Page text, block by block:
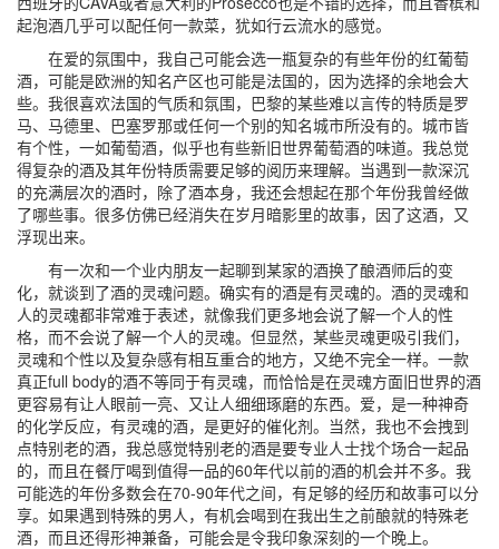
起泡酒几乎可以配任何一款菜，犹如行云流水的感觉。
在爱的氛围中，我自己可能会选一瓶复杂的有些年份的红葡萄
酒，可能是欧洲的知名产区也可能是法国的，因为选择的余地会大
些。我很喜欢法国的气质和氛围，巴黎的某些难以言传的特质是罗
马、马德里、巴塞罗那或任何一个别的知名城市所没有的。城市皆
有个性，一如葡萄酒，似乎也有些新旧世界葡萄酒的味道。我总觉
得复杂的酒及其年份特质需要足够的阅历来理解。当遇到一款深沉
的充满层次的酒时，除了酒本身，我还会想起在那个年份我曾经做
了哪些事。很多仿佛已经消失在岁月暗影里的故事，因了这酒，又
浮现出来。
有一次和一个业内朋友一起聊到某家的酒换了酿酒师后的变
化，就谈到了酒的灵魂问题。确实有的酒是有灵魂的。酒的灵魂和
人的灵魂都非常难于表述，就像我们更多地会说了解一个人的性
格，而不会说了解一个人的灵魂。但显然，某些灵魂更吸引我们，
灵魂和个性以及复杂感有相互重合的地方，又绝不完全一样。一款
真正full body的酒不等同于有灵魂，而恰恰是在灵魂方面旧世界的酒
更容易有让人眼前一亮、又让人细细琢磨的东西。爱，是一种神奇
的化学反应，有灵魂的酒，是更好的催化剂。当然，我也不会拽到
点特别老的酒，我总感觉特别老的酒是要专业人士找个场合一起品
的，而且在餐厅喝到值得一品的60年代以前的酒的机会并不多。我
可能选的年份多数会在70-90年代之间，有足够的经历和故事可以分
享。如果遇到特殊的男人，有机会喝到在我出生之前酿就的特殊老
酒，而且还得形神兼备，可能会是令我印象深刻的一个晚上。